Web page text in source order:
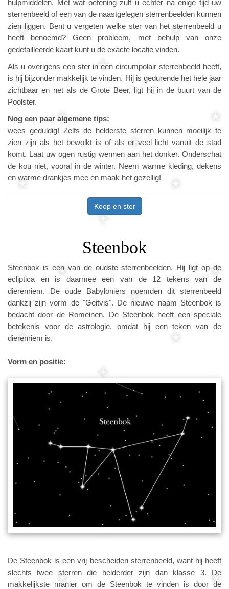
hulpmiddelen. Met wat oefening zult u echter na enige tijd uw
sterrenbeeld of een van de naastgelegen sterrenbeelden kunnen
zien liggen. Bent u vergeten welke ster van het sterrenbeeld u
heeft benoemd? Geen probleem, met behulp van onze
gedetailleerde kaart kunt u de exacte locatie vinden.
Als u overigens een ster in een circumpolair sterrenbeeld heeft,
is hij bijzonder makkelijk te vinden. Hij is gedurende het hele jaar
zichtbaar en net als de Grote Beer, ligt hij in de buurt van de
Poolster.
Nog een paar algemene tips:
wees geduldig! Zelfs de helderste sterren kunnen moeilijk te
zien zijn als het bewolkt is of als er veel licht vanuit de stad
komt. Laat uw ogen rustig wennen aan het donker. Onderschat
de kou niet, vooral in de winter. Neem warme kleding, dekens
en warme drankjes mee en maak het gezellig!
Koop en ster
Steenbok
Steenbok is een van de oudste sterrenbeelden. Hij ligt op de
ecliptica en is daarmee een van de 12 tekens van de
dierenriem. De oude Babyloniërs noemden dit sterrenbeeld
dankzij zijn vorm de "Geitvis". De nieuwe naam Steenbok is
bedacht door de Romeinen. De Steenbok heeft een speciale
betekenis voor de astrologie, omdat hij een teken van de
dierenriem is.
Vorm en positie:
De Steenbok is een vrij bescheiden sterrenbeeld, want hij heeft
slechts twee sterren die helderder zijn dan klasse 3. De
makkelijkste manier om de Steenbok te vinden is door de